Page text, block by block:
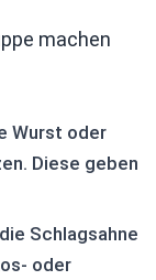
machen
Wurst oder
Diese geben
Schlagsahne
oder